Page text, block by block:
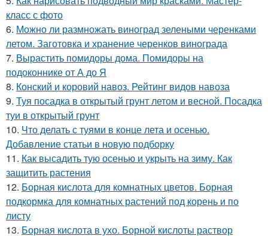
класс с фото
6. Можно ли размножать виноград зелеными черенками
летом. Заготовка и хранение черенков винограда
7. Вырастить помидоры дома. Помидоры на
подоконнике от А до Я
8. Конский и коровий навоз. Рейтинг видов навоза
9. Туя посадка в открытый грунт летом и весной. Посадка
туи в открытый грунт
10. Что делать с туями в конце лета и осенью.
Добавление статьи в новую подборку
11. Как высадить тую осенью и укрыть на зиму. Как
защитить растения
12. Борная кислота для комнатных цветов. Борная
подкормка для комнатных растений под корень и по
листу
13. Борная кислота в ухо. Борной кислоты раствор